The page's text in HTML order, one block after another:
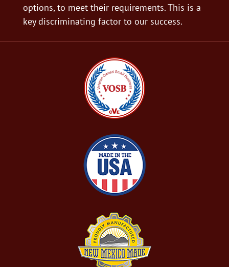
options, to meet their requirements. This is a
key discriminating factor to our success.